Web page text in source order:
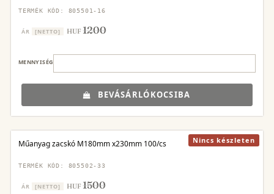
TERMÉK KÓD: 805501-16
ÁR [NETTO] HUF1200
MENNYISÉG
BEVÁSÁRLÓKOCSIBA
Nincs készleten
Műanyag zacskó M180mm x230mm 100/cs
TERMÉK KÓD: 805502-33
ÁR [NETTO] HUF1500